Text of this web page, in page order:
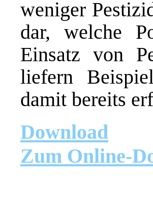
weniger
dar, welche
Einsatz von
liefern
damit bereits
Download
Zum Online-